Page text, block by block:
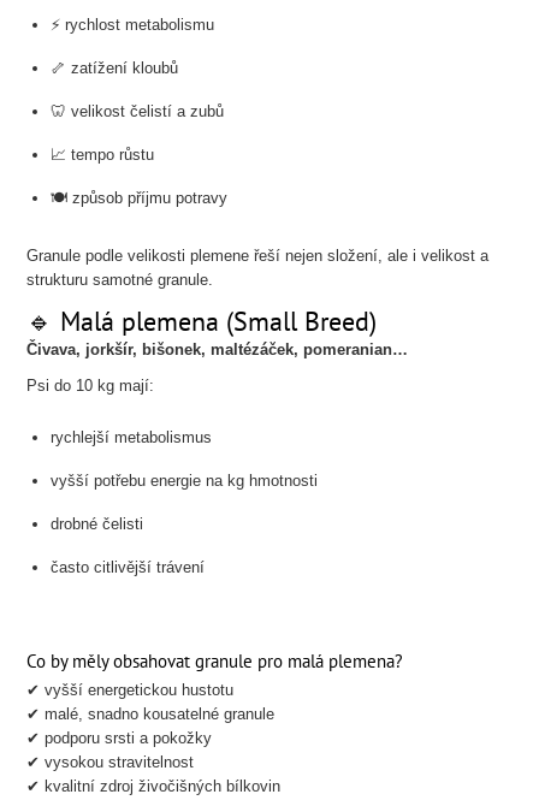
⚡ rychlost metabolismu
🦴 zatížení kloubů
🦷 velikost čelistí a zubů
📈 tempo růstu
🍽️ způsob příjmu potravy
Granule podle velikosti plemene řeší nejen složení, ale i velikost a
strukturu samotné granule.
🔹 Malá plemena (Small Breed)
Čivava, jorkšír, bišonek, maltézáček, pomeranian…
Psi do 10 kg mají:
rychlejší metabolismus
vyšší potřebu energie na kg hmotnosti
drobné čelisti
často citlivější trávení
Co by měly obsahovat granule pro malá plemena?
✔ vyšší energetickou hustotu
✔ malé, snadno kousatelné granule
✔ podporu srsti a pokožky
✔ vysokou stravitelnost
✔ kvalitní zdroj živočišných bílkovin